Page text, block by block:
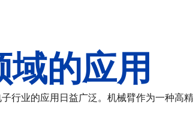
域的应用
行业的应用日益广泛。机械臂作为一种高